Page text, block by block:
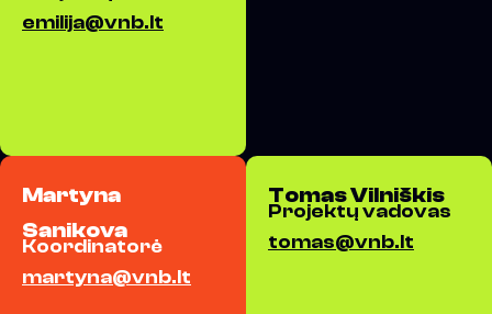
emilija@vnb.lt
Martyna
Sanikova
Koordinatorė
martyna@vnb.lt
Tomas Vilniškis
Projektų vadovas
tomas@vnb.lt